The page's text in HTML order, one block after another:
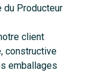
du Producteur
client
constructive
emballages